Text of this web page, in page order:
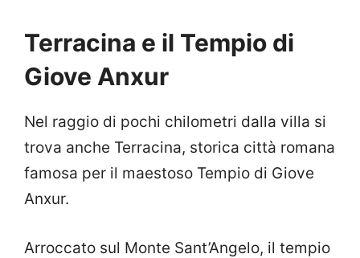
Terracina e il Tempio di
Giove Anxur
Nel raggio di pochi chilometri dalla villa si
trova anche Terracina, storica città romana
famosa per il maestoso Tempio di Giove
Anxur.
Arroccato sul Monte Sant’Angelo, il tempio